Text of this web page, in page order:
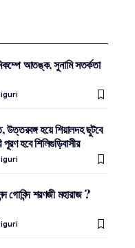
আতঙ্ক, সুনামি সতর্কতা
উত্তরবঙ্গ হয়ে শিয়ালদহ ছুটবে
হবে শিলিগুড়িবাসীর
গোবিন্দ শরণজী মহারাজ ?